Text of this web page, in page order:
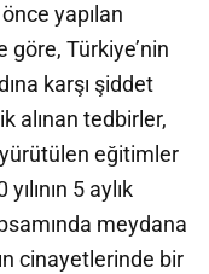
yapılan
göre, Türkiye’nin
karşı şiddet
alınan tedbirler,
eğitimler
5 aylık
meydana
cinayetlerinde bir